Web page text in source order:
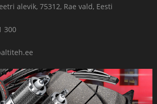
alevik, 75312, Rae vald, Eesti
300